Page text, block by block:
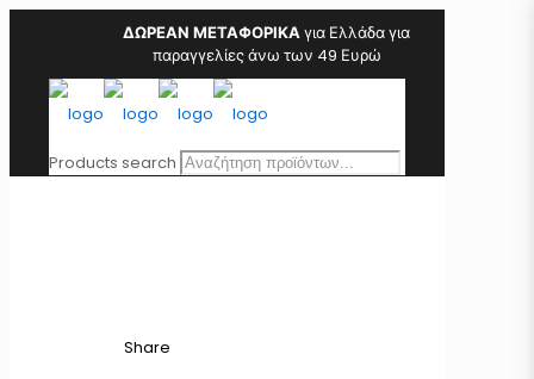
ΔΩΡΕΑΝ ΜΕΤΑΦΟΡΙΚΑγια Ελλάδα για
παραγγελίες άνω των 49 Ευρώ
Products search
Share